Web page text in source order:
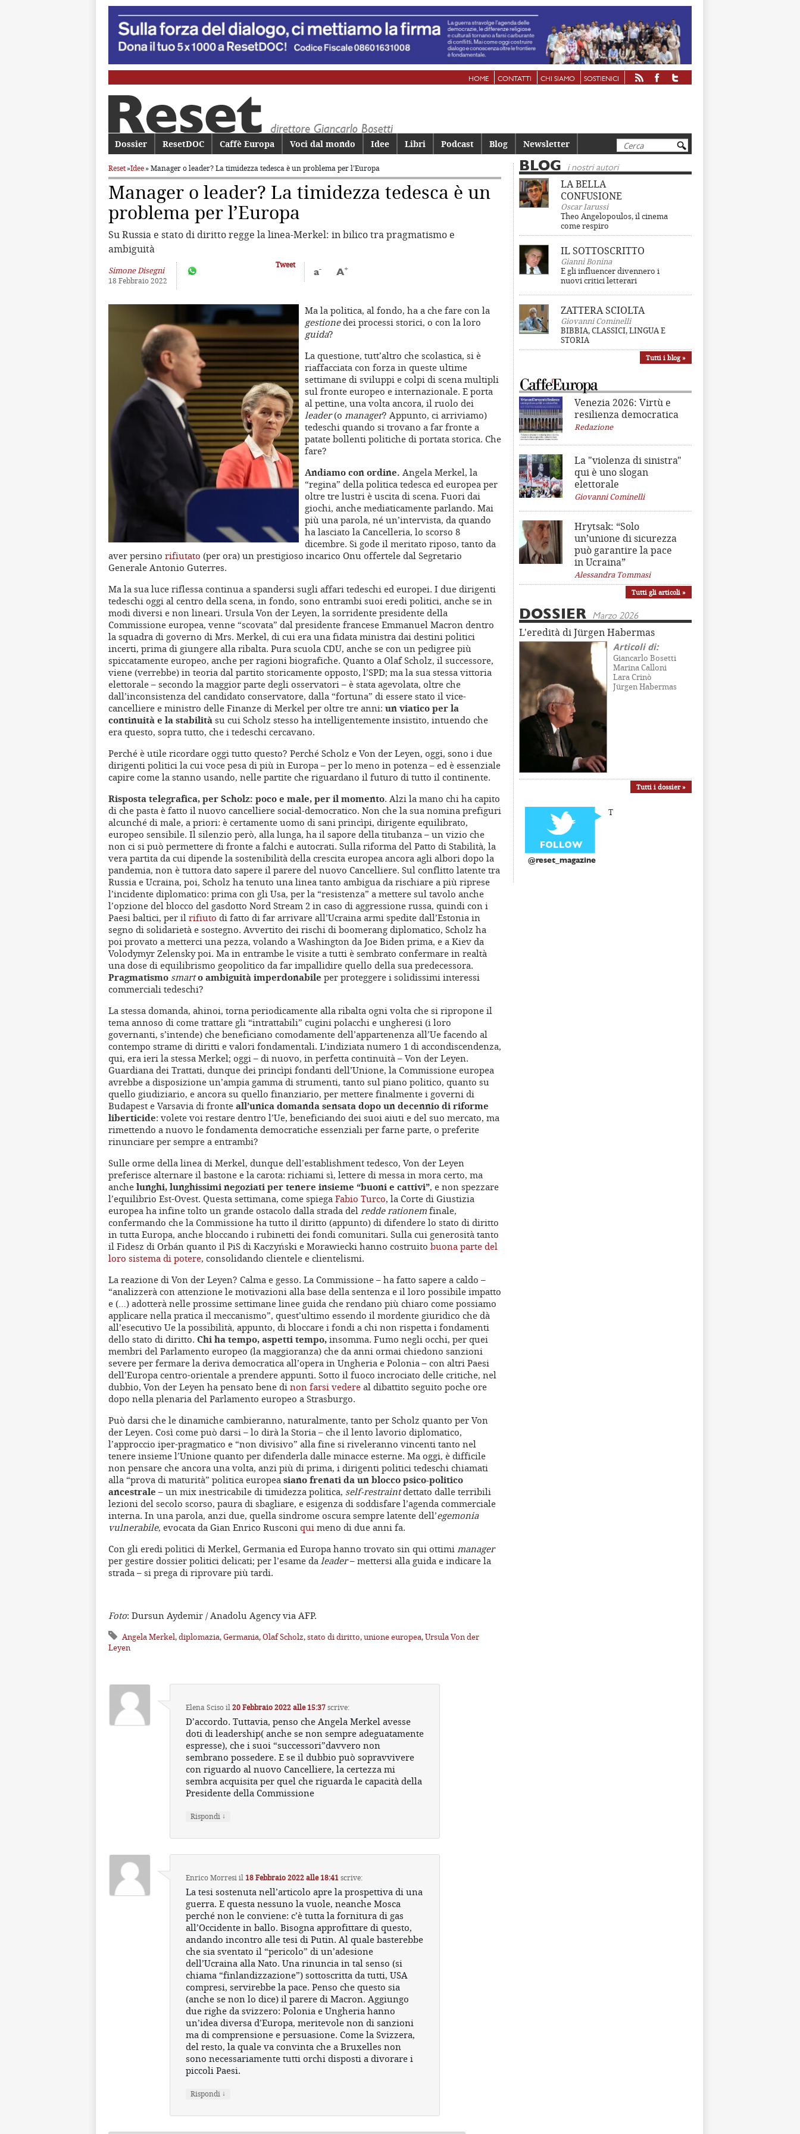
HOME CONTATTI CHI SIAMO SOSTIENICI
Cerca
Menu principale
Vai al contenuto principale
Vai al contenuto secondario
Dossier ResetDOC Caffè Europa Voci dal mondo Idee Libri Podcast Blog Newsletter
Reset»Idee» Manager o leader? La timidezza tedesca è un problema per l’Europa
Manager o leader? La timidezza tedesca è un
problema per l’Europa
Su Russia e stato di diritto regge la linea-Merkel: in bilico tra pragmatismo e
ambiguità
Simone Disegni
18 Febbraio 2022
Tweet
a- A+
Ma la politica, al fondo, ha a che fare con la
gestionedei processi storici, o con la loro
guida?
La questione, tutt’altro che scolastica, si è
riaffacciata con forza in queste ultime
settimane di sviluppi e colpi di scena multipli
sul fronte europeo e internazionale. E porta
al pettine, una volta ancora, il ruolo dei
leader(o manager? Appunto, ci arriviamo)
tedeschi quando si trovano a far fronte a
patate bollenti politiche di portata storica. Che
fare?
Andiamo con ordine. Angela Merkel, la
“regina” della politica tedesca ed europea per
oltre tre lustri è uscita di scena. Fuori dai
giochi, anche mediaticamente parlando. Mai
più una parola, né un’intervista, da quando
ha lasciato la Cancelleria, lo scorso 8
dicembre. Si gode il meritato riposo, tanto da
aver persino rifiutato (per ora) un prestigioso incarico Onu offertele dal Segretario
Generale Antonio Guterres.
Ma la sua luce riflessa continua a spandersi sugli affari tedeschi ed europei. I due dirigenti
tedeschi oggi al centro della scena, in fondo, sono entrambi suoi eredi politici, anche se in
modi diversi e non lineari. Ursula Von der Leyen, la sorridente presidente della
Commissione europea, venne “scovata” dal presidente francese Emmanuel Macron dentro
la squadra di governo di Mrs. Merkel, di cui era una fidata ministra dai destini politici
incerti, prima di giungere alla ribalta. Pura scuola CDU, anche se con un pedigree più
spiccatamente europeo, anche per ragioni biografiche. Quanto a Olaf Scholz, il successore,
viene (verrebbe) in teoria dal partito storicamente opposto, l’SPD; ma la sua stessa vittoria
elettorale – secondo la maggior parte degli osservatori – è stata agevolata, oltre che
dall’inconsistenza del candidato conservatore, dalla “fortuna” di essere stato il vice-
cancelliere e ministro delle Finanze di Merkel per oltre tre anni: un viatico per la
continuità e la stabilità su cui Scholz stesso ha intelligentemente insistito, intuendo che
era questo, sopra tutto, che i tedeschi cercavano.
Perché è utile ricordare oggi tutto questo? Perché Scholz e Von der Leyen, oggi, sono i due
dirigenti politici la cui voce pesa di più in Europa – per lo meno in potenza – ed è essenziale
capire come la stanno usando, nelle partite che riguardano il futuro di tutto il continente.
Risposta telegrafica, per Scholz: poco e male, per il momento. Alzi la mano chi ha capito
di che pasta è fatto il nuovo cancelliere social-democratico. Non che la sua nomina prefiguri
alcunché di male, a priori: è certamente uomo di sani princìpi, dirigente equilibrato,
europeo sensibile. Il silenzio però, alla lunga, ha il sapore della titubanza – un vizio che
non ci si può permettere di fronte a falchi e autocrati. Sulla riforma del Patto di Stabilità, la
vera partita da cui dipende la sostenibilità della crescita europea ancora agli albori dopo la
pandemia, non è tuttora dato sapere il parere del nuovo Cancelliere. Sul conflitto latente tra
Russia e Ucraina, poi, Scholz ha tenuto una linea tanto ambigua da rischiare a più riprese
l’incidente diplomatico: prima con gli Usa, per la “resistenza” a mettere sul tavolo anche
l’opzione del blocco del gasdotto Nord Stream 2 in caso di aggressione russa, quindi con i
Paesi baltici, per il rifiuto di fatto di far arrivare all’Ucraina armi spedite dall’Estonia in
segno di solidarietà e sostegno. Avvertito dei rischi di boomerang diplomatico, Scholz ha
poi provato a metterci una pezza, volando a Washington da Joe Biden prima, e a Kiev da
Volodymyr Zelensky poi. Ma in entrambe le visite a tutti è sembrato confermare in realtà
una dose di equilibrismo geopolitico da far impallidire quello della sua predecessora.
Pragmatismo smarto ambiguità imperdonabile per proteggere i solidissimi interessi
commerciali tedeschi?
La stessa domanda, ahinoi, torna periodicamente alla ribalta ogni volta che si ripropone il
tema annoso di come trattare gli “intrattabili” cugini polacchi e ungheresi (i loro
governanti, s’intende) che beneficiano comodamente dell’appartenenza all’Ue facendo al
contempo strame di diritti e valori fondamentali. L’indiziata numero 1 di accondiscendenza,
qui, era ieri la stessa Merkel; oggi – di nuovo, in perfetta continuità – Von der Leyen.
Guardiana dei Trattati, dunque dei princìpi fondanti dell’Unione, la Commissione europea
avrebbe a disposizione un’ampia gamma di strumenti, tanto sul piano politico, quanto su
quello giudiziario, e ancora su quello finanziario, per mettere finalmente i governi di
Budapest e Varsavia di fronte all’unica domanda sensata dopo un decennio di riforme
liberticide: volete voi restare dentro l’Ue, beneficiando dei suoi aiuti e del suo mercato, ma
rimettendo a nuovo le fondamenta democratiche essenziali per farne parte, o preferite
rinunciare per sempre a entrambi?
Sulle orme della linea di Merkel, dunque dell’establishment tedesco, Von der Leyen
preferisce alternare il bastone e la carota: richiami sì, lettere di messa in mora certo, ma
anche lunghi, lunghissimi negoziati per tenere insieme “buoni e cattivi”, e non spezzare
l’equilibrio Est-Ovest. Questa settimana, come spiega Fabio Turco, la Corte di Giustizia
europea ha infine tolto un grande ostacolo dalla strada del redde rationem finale,
confermando che la Commissione ha tutto il diritto (appunto) di difendere lo stato di diritto
in tutta Europa, anche bloccando i rubinetti dei fondi comunitari. Sulla cui generosità tanto
il Fidesz di Orbán quanto il PiS di Kaczyński e Morawiecki hanno costruito buona parte del
loro sistema di potere, consolidando clientele e clientelismi.
La reazione di Von der Leyen? Calma e gesso. La Commissione – ha fatto sapere a caldo –
“analizzerà con attenzione le motivazioni alla base della sentenza e il loro possibile impatto
e (…) adotterà nelle prossime settimane linee guida che rendano più chiaro come possiamo
applicare nella pratica il meccanismo”, quest’ultimo essendo il mordente giuridico che dà
all’esecutivo Ue la possibilità, appunto, di bloccare i fondi a chi non rispetta i fondamenti
dello stato di diritto. Chi ha tempo, aspetti tempo, insomma. Fumo negli occhi, per quei
membri del Parlamento europeo (la maggioranza) che da anni ormai chiedono sanzioni
severe per fermare la deriva democratica all’opera in Ungheria e Polonia – con altri Paesi
dell’Europa centro-orientale a prendere appunti. Sotto il fuoco incrociato delle critiche, nel
dubbio, Von der Leyen ha pensato bene di non farsi vedere al dibattito seguito poche ore
dopo nella plenaria del Parlamento europeo a Strasburgo.
Può darsi che le dinamiche cambieranno, naturalmente, tanto per Scholz quanto per Von
der Leyen. Così come può darsi – lo dirà la Storia – che il lento lavorio diplomatico,
l’approccio iper-pragmatico e “non divisivo” alla fine si riveleranno vincenti tanto nel
tenere insieme l’Unione quanto per difenderla dalle minacce esterne. Ma oggi, è difficile
non pensare che ancora una volta, anzi più di prima, i dirigenti politici tedeschi chiamati
alla “prova di maturità” politica europea siano frenati da un blocco psico-politico
ancestrale – un mix inestricabile di timidezza politica, self-restraintdettato dalle terribili
lezioni del secolo scorso, paura di sbagliare, e esigenza di soddisfare l’agenda commerciale
interna. In una parola, anzi due, quella sindrome oscura sempre latente dell’egemonia
vulnerabile, evocata da Gian Enrico Rusconi qui meno di due anni fa.
Con gli eredi politici di Merkel, Germania ed Europa hanno trovato sin qui ottimi manager
per gestire dossier politici delicati; per l’esame da leader– mettersi alla guida e indicare la
strada – si prega di riprovare più tardi.
Foto: Dursun Aydemir / Anadolu Agency via AFP.
Angela Merkel,diplomazia,Germania,Olaf Scholz,stato di diritto,unione europea,Ursula Von der
Leyen
Elena Scisoil20 Febbraio 2022 alle 15:37scrive:
D’accordo. Tuttavia, penso che Angela Merkel avesse
doti di leadership( anche se non sempre adeguatamente
espresse), che i suoi “successori”davvero non
sembrano possedere. E se il dubbio può sopravvivere
con riguardo al nuovo Cancelliere, la certezza mi
sembra acquisita per quel che riguarda le capacità della
Presidente della Commissione
Rispondi ↓
Enrico Morresiil18 Febbraio 2022 alle 18:41scrive:
La tesi sostenuta nell’articolo apre la prospettiva di una
guerra. E questa nessuno la vuole, neanche Mosca
perché non le conviene: c’è tutta la fornitura di gas
all’Occidente in ballo. Bisogna approfittare di questo,
andando incontro alle tesi di Putin. Al quale basterebbe
che sia sventato il “pericolo” di un’adesione
dell’Ucraina alla Nato. Una rinuncia in tal senso (si
chiama “finlandizzazione”) sottoscritta da tutti, USA
compresi, servirebbe la pace. Penso che questo sia
(anche se non lo dice) il parere di Macron. Aggiungo
due righe da svizzero: Polonia e Ungheria hanno
un’idea diversa d’Europa, meritevole non di sanzioni
ma di comprensione e persuasione. Come la Svizzera,
del resto, la quale va convinta che a Bruxelles non
sono necessariamente tutti orchi disposti a divorare i
piccoli Paesi.
Rispondi ↓
BLOG i nostri autori
LA BELLA
CONFUSIONE
Oscar Iarussi
Theo Angelopoulos, il cinema
come respiro
IL SOTTOSCRITTO
Gianni Bonina
E gli influencer divennero i
nuovi critici letterari
ZATTERA SCIOLTA
Giovanni Cominelli
BIBBIA, CLASSICI, LINGUA E
STORIA
Tutti i blog »
Venezia 2026: Virtù e
resilienza democratica
Redazione
La "violenza di sinistra"
qui è uno slogan
elettorale
Giovanni Cominelli
Hrytsak: “Solo
un’unione di sicurezza
può garantire la pace
in Ucraina”
Alessandra Tommasi
Tutti gli articoli »
DOSSIER Marzo 2026
L'eredità di Jürgen Habermas
Articoli di:
Giancarlo Bosetti
Marina Calloni
Lara Crinò
Jürgen Habermas
Tutti i dossier »
@reset_magazine
T